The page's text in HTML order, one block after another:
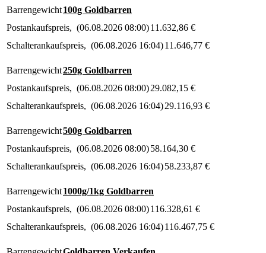
Barrengewicht100g Goldbarren
Postankaufspreis
(06.08.2026 08:00)11.632,86 €
Schalterankaufspreis
(06.08.2026 16:04)11.646,77 €
Barrengewicht250g Goldbarren
Postankaufspreis
(06.08.2026 08:00)29.082,15 €
Schalterankaufspreis
(06.08.2026 16:04)29.116,93 €
Barrengewicht500g Goldbarren
Postankaufspreis
(06.08.2026 08:00)58.164,30 €
Schalterankaufspreis
(06.08.2026 16:04)58.233,87 €
Barrengewicht1000g/1kg Goldbarren
Postankaufspreis
(06.08.2026 08:00)116.328,61 €
Schalterankaufspreis
(06.08.2026 16:04)116.467,75 €